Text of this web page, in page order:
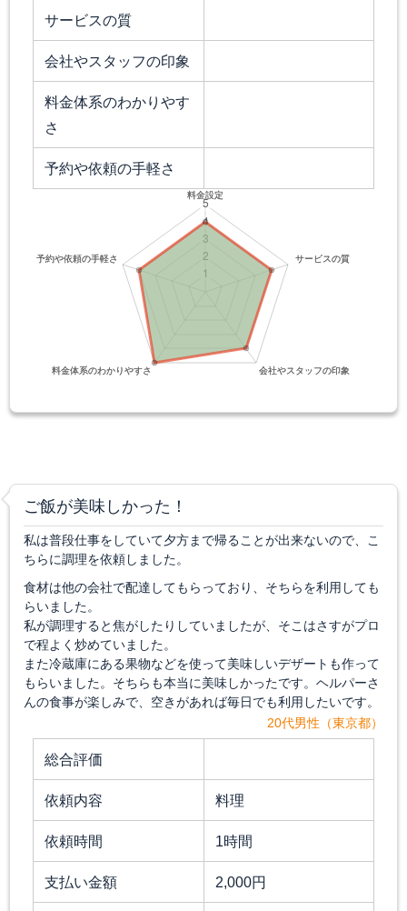
サービスの質
会社やスタッフの印象
料金体系のわかりやす
さ
予約や依頼の手軽さ
ご飯が美味しかった！
私は普段仕事をしていて夕方まで帰ることが出来ないので、こ
ちらに調理を依頼しました。
食材は他の会社で配達してもらっており、そちらを利用しても
らいました。
私が調理すると焦がしたりしていましたが、そこはさすがプロ
で程よく炒めていました。
また冷蔵庫にある果物などを使って美味しいデザートも作って
もらいました。そちらも本当に美味しかったです。ヘルパーさ
んの食事が楽しみで、空きがあれば毎日でも利用したいです。
20代男性（東京都）
総合評価
依頼内容 料理
依頼時間 1時間
支払い金額 2,000円